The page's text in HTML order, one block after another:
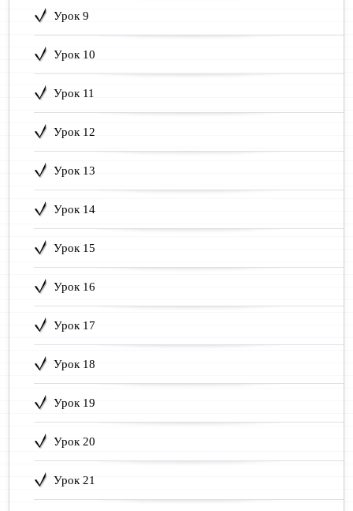
Урок 9
Урок 10
Урок 11
Урок 12
Урок 13
Урок 14
Урок 15
Урок 16
Урок 17
Урок 18
Урок 19
Урок 20
Урок 21